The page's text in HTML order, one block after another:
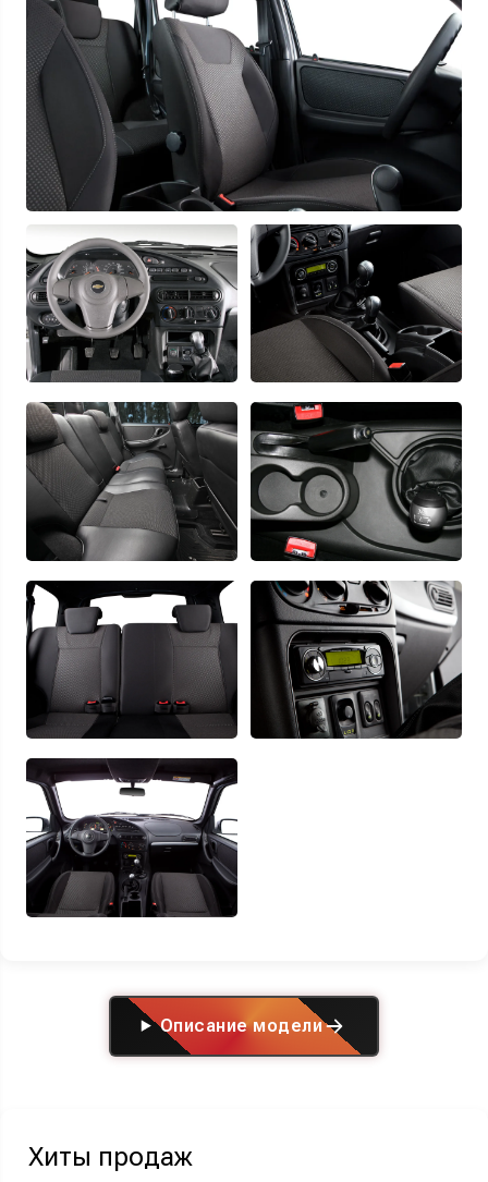
Описание модели
Хиты продаж